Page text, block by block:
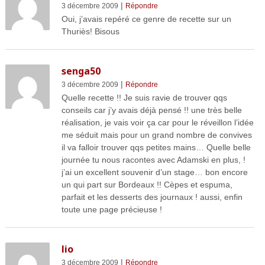
3 décembre 2009 | Répondre
Oui, j’avais repéré ce genre de recette sur un
Thuriès! Bisous
senga50
3 décembre 2009 | Répondre
Quelle recette !! Je suis ravie de trouver qqs
conseils car j’y avais déjà pensé !! une très belle
réalisation, je vais voir ça car pour le réveillon l’idée
me séduit mais pour un grand nombre de convives
il va falloir trouver qqs petites mains… Quelle belle
journée tu nous racontes avec Adamski en plus, !
j’ai un excellent souvenir d’un stage… bon encore
un qui part sur Bordeaux !! Cèpes et espuma,
parfait et les desserts des journaux ! aussi, enfin
toute une page précieuse !
lio
3 décembre 2009 | Répondre